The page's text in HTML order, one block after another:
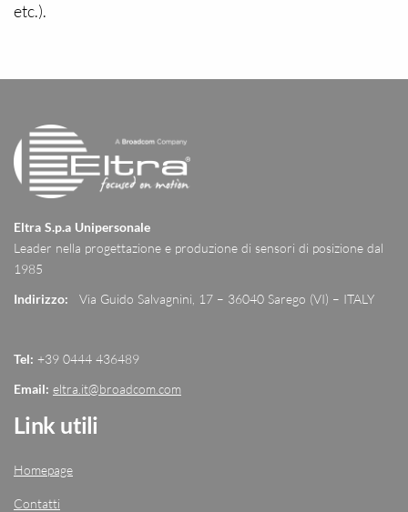
etc.).
Eltra S.p.a Unipersonale
Leader nella progettazione e produzione di sensori di posizione dal
1985
Indirizzo: Via Guido Salvagnini, 17 – 36040 Sarego (VI) – ITALY
Tel: +39 0444 436489
Email: eltra.it@broadcom.com
Link utili
Homepage
Contatti